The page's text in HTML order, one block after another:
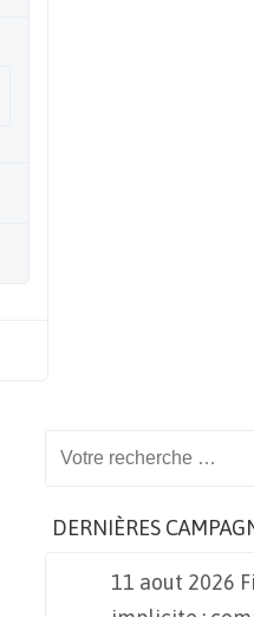
DERNIÈRES
11 aout 2026